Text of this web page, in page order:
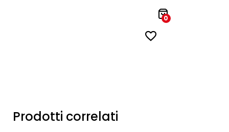
0
Prodotti correlati